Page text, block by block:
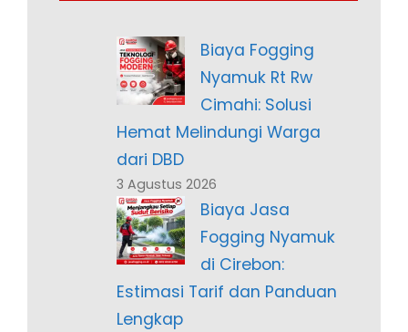
Biaya Fogging
Nyamuk Rt Rw
Cimahi: Solusi
Hemat Melindungi Warga
dari DBD
3 Agustus 2026
Biaya Jasa
Fogging Nyamuk
di Cirebon:
Estimasi Tarif dan Panduan
Lengkap